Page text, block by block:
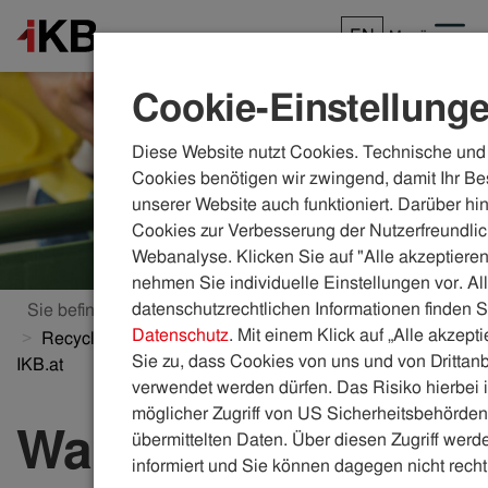
EN Menü
Sie befinden sich hier: ikb.at
Themenwelten
Recycling: Was ist es und was kann recycelt werden? |
IKB.at
Was ist Recycling
Cookie-
Diese Website nutzt Cookies. Technische
Cookies benötigen wir zwingend, damit Ihr
unserer Website auch funktioniert. Darüber
Cookies zur Verbesserung der
Webanalyse. Klicken Sie auf "Alle
nehmen Sie individuelle Einstellungen vor.
datenschutzrechtlichen Informationen finden
Datenschutz. Mit einem Klick auf „Alle
Sie zu, dass Cookies von uns und von
verwendet werden dürfen. Das Risiko hierbei
möglicher Zugriff von US
übermittelten Daten. Über diesen Zugriff
informiert und Sie können dagegen nicht